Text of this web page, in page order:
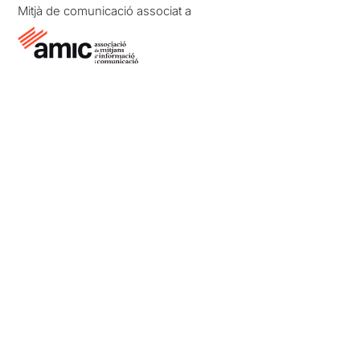
Mitjà de comunicació associat a